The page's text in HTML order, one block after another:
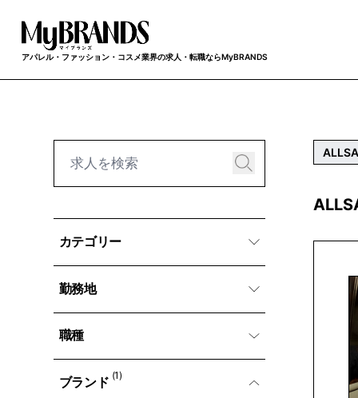
アパレル・ファッション・コスメ業界の求人・転職ならMyBRANDS
カテゴリー
勤務地
職種
ブランド (1)